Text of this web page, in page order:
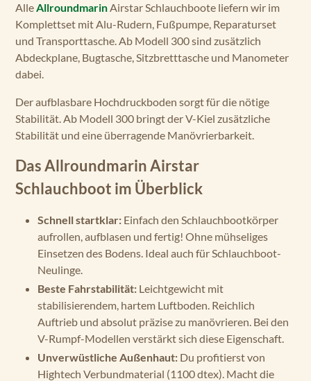
AlleAllroundmarinAirstar Schlauchboote liefern wir im
Komplettset mit Alu-Rudern, Fußpumpe, Reparaturset
und Transporttasche. Ab Modell 300 sind zusätzlich
Abdeckplane, Bugtasche, Sitzbretttasche und Manometer
dabei.
Der aufblasbare Hochdruckboden sorgt für die nötige
Stabilität. Ab Modell 300 bringt der V-Kiel zusätzliche
Stabilität und eine überragende Manövrierbarkeit.
Das Allroundmarin Airstar
Schlauchboot im Überblick
Schnell startklar: Einfach den Schlauchbootkörper
aufrollen, aufblasen und fertig! Ohne mühseliges
Einsetzen des Bodens. Ideal auch für Schlauchboot-
Neulinge.
Beste Fahrstabilität: Leichtgewicht mit
stabilisierendem, hartem Luftboden. Reichlich
Auftrieb und absolut präzise zu manövrieren. Bei den
V-Rumpf-Modellen verstärkt sich diese Eigenschaft.
Unverwüstliche Außenhaut: Du profitierst von
Hightech Verbundmaterial (1100 dtex). Macht die